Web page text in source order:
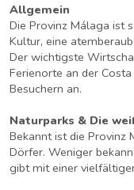
Allgemein
Die Provinz Málaga ist
Kultur, eine
Der wichtigste
Ferienorte an der
Besuchern an.
Naturparks & Die
Bekannt ist die Provinz
Dörfer. Weniger
gibt mit einer